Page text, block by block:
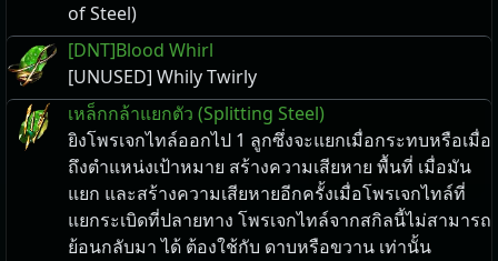
of Steel)
[DNT]Blood Whirl
[UNUSED] Whily Twirly
เหล็กกล้าแยกตัว (Splitting Steel)
ยิงโพรเจกไทล์ออกไป 1 ลูกซึ่งจะแยกเมื่อกระทบหรือเมื่อ
ถึงตำแหน่งเป้าหมาย สร้างความเสียหาย พื้นที่ เมื่อมัน
แยก และสร้างความเสียหายอีกครั้งเมื่อโพรเจกไทล์ที่
แยกระเบิดที่ปลายทาง โพรเจกไทล์จากสกิลนี้ไม่สามารถ
ย้อนกลับมา ได้ ต้องใช้กับ ดาบหรือขวาน เท่านั้น